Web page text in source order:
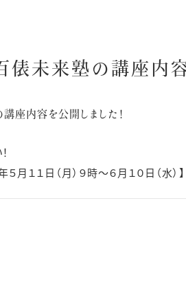
未来塾の講座内容
座内容を公開しました！
１１日（月）９時～６月１０日（水）】